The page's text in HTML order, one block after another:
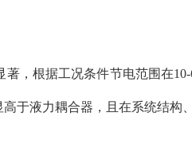
，根据工况条件节电范围在
于液力耦合器，且在系统结构